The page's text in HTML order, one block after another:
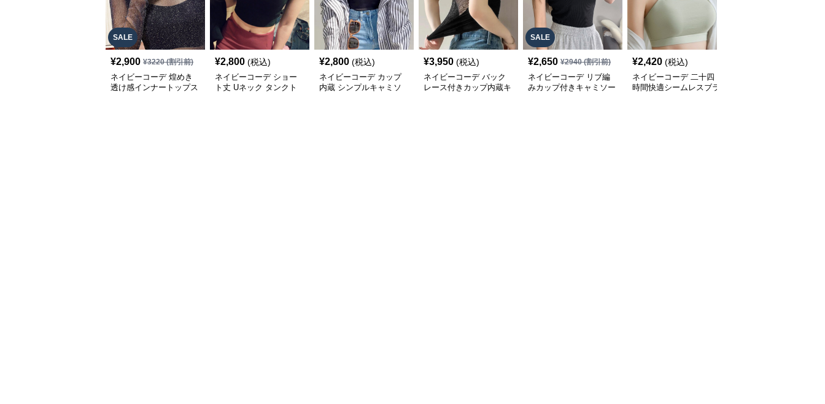
SALE
¥2,900 ¥3220(割引前)
ネイビーコーデ 煌めき
透け感インナートップス
¥2,800 (税込)
ネイビーコーデ ショー
ト丈 Uネック タンクト
¥2,800 (税込)
ネイビーコーデ カップ
内蔵 シンプルキャミソ
¥3,950 (税込)
ネイビーコーデ バック
レース付きカップ内蔵キ
SALE
¥2,650 ¥2940(割引前)
ネイビーコーデ リブ編
みカップ付きキャミソー
¥2,420 (税込)
ネイビーコーデ 二十四
時間快適シームレスブラ